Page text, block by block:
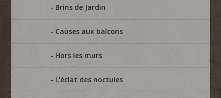
Brins de Jardin
Causes aux balcons
Hors les murs
L'éclat des noctules